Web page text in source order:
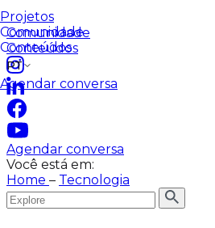
Projetos
Comunidade
Conteúdos
PT
Agendar conversa
Projetos
Comunidade
Conteúdos
Agendar conversa
Você está em:
Home – Tecnologia